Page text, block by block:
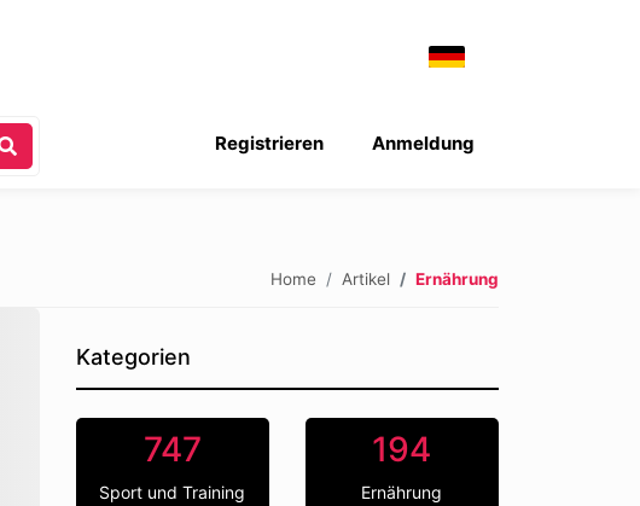
Anmeldung
Registrieren
Home Artikel Ernährung
Kategorien
747
Sport und Training
194
Ernährung